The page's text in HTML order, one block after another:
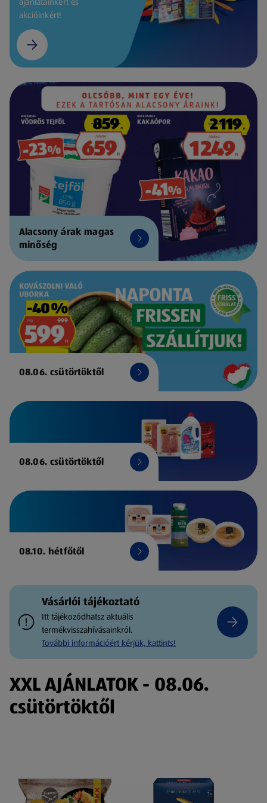
akcióinkért!
Alacsony árak magas
minőség
08.06. csütörtöktől
08.06. csütörtöktől
08.10. hétfőtől
Vásárlói tájékoztató
Itt tájékozódhatsz aktuális
termékvisszahívásainkról.
További információért kérjük, kattints!
XXL AJÁNLATOK - 08.06.
csütörtöktől